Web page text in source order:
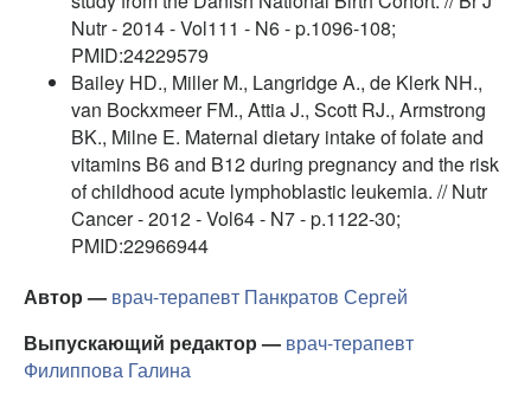
Nutr - 2014 - Vol111 - N6 - p.1096-108;
PMID:24229579
Bailey HD., Miller M., Langridge A., de Klerk NH.,
van Bockxmeer FM., Attia J., Scott RJ., Armstrong
BK., Milne E. Maternal dietary intake of folate and
vitamins B6 and B12 during pregnancy and the risk
of childhood acute lymphoblastic leukemia. // Nutr
Cancer - 2012 - Vol64 - N7 - p.1122-30;
PMID:22966944
Автор — врач-терапевт Панкратов Сергей
Выпускающий редактор — врач-терапевт
Филиппова Галина